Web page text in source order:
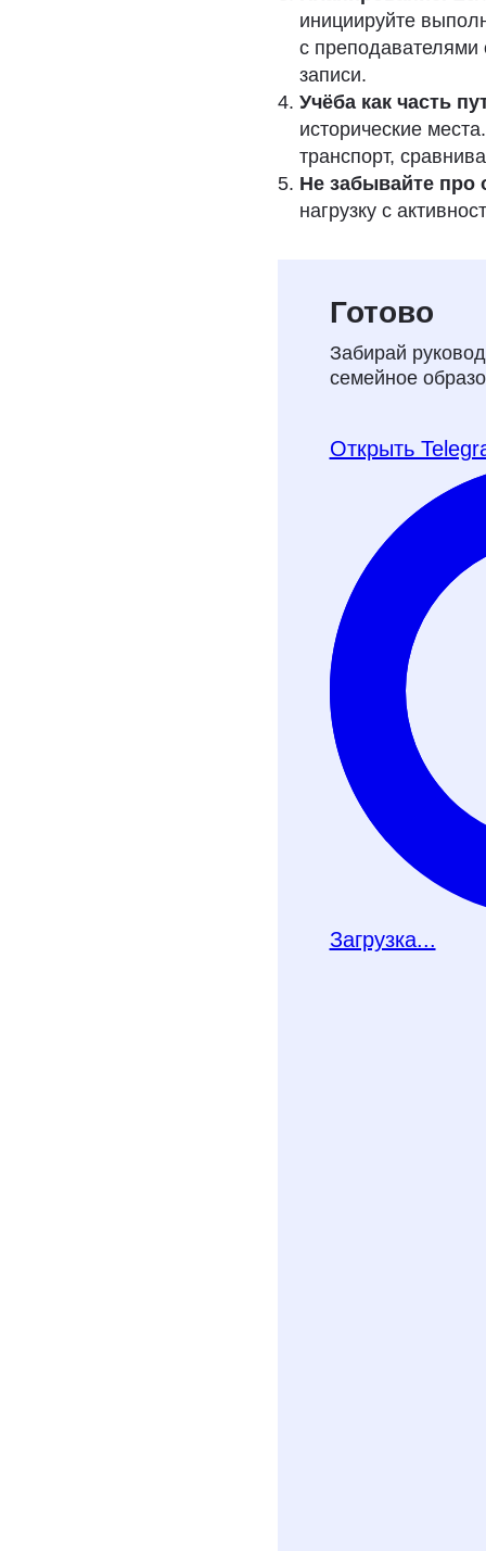
инициируйте
с преподавателями
записи.
Учёба как часть
исторические
транспорт,
Не забывайте про
нагрузку с
на
Рассказываем,
Хочу получить
Телеграм-бот
Готово
Забирай
семейное
Открыть
Загрузка...